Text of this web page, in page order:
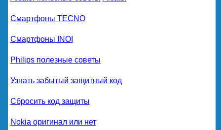
Смартфоны TECNO
Смартфоны INOI
Philips полезные советы
Узнать забытый защитный код
Сбросить код защиты
Nokia оригинал или нет